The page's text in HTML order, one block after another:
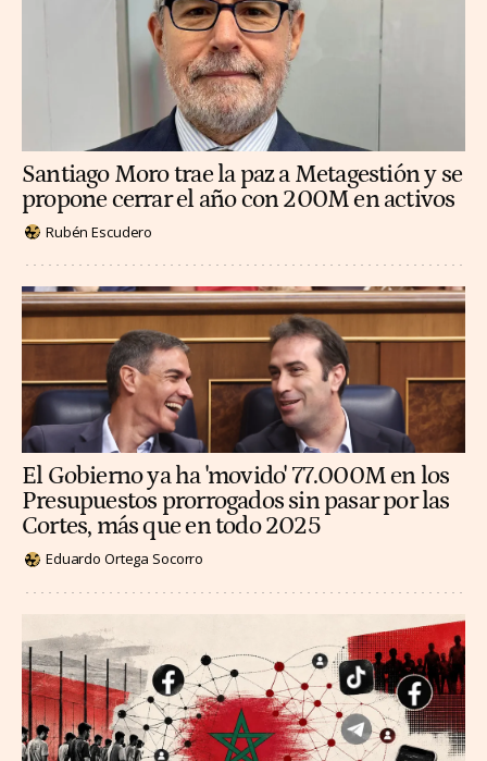
Santiago Moro trae la paz a Metagestión y se
propone cerrar el año con 200M en activos
Rubén Escudero
El Gobierno ya ha 'movido' 77.000M en los
Presupuestos prorrogados sin pasar por las
Cortes, más que en todo 2025
Eduardo Ortega Socorro